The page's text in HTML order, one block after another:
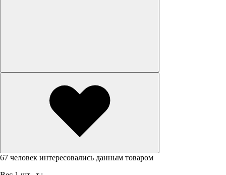
67 человек интересовались данным товаром